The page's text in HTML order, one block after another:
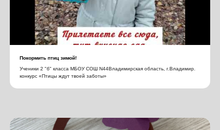
Покормить птиц зимой!
Ученики 2 "б" класса МБОУ СОШ N44Владимирская область, г.Владимир.
конкурс «Птицы ждут твоей заботы»